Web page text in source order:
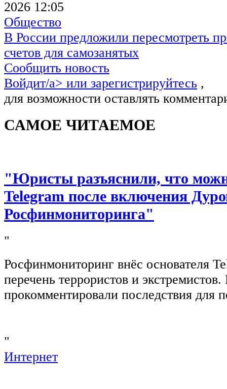
2026 12:05
Общество
В России предложили пересмотреть
счетов для самозанятых
Сообщить новость
Войдит/a> или зарегистрируйтесь ,
для возможности оставлять
САМОЕ ЧИТАЕМОЕ
"Юристы разъяснили, что
Telegram после включения
Росфинмониторинга"
"
Росфинмониторинг внёс основателя
перечень террористов и
прокомментировали последствия для
"
Интернет